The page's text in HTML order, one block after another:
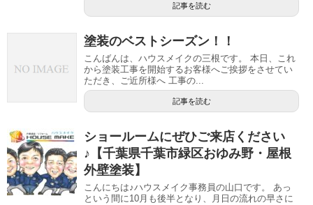
記事を読む
塗装のベストシーズン！！
こんばんは、ハウスメイクの三根です。 本日、これ
から塗装工事を開始するお客様へご挨拶をさせてい
ただき、ご近所様へ 工事の...
記事を読む
ショールームにぜひご来店ください
♪【千葉県千葉市緑区おゆみ野・屋根
外壁塗装】
こんにちは♪ハウスメイク事務員の山口です。 あっ
という間に10月も後半となり、月日の流れの早さに